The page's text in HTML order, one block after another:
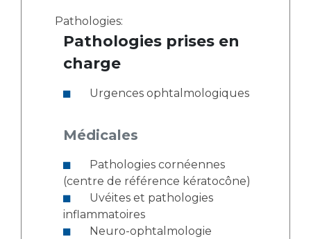
Pathologies:
Pathologies prises en
charge
Urgences ophtalmologiques
Médicales
(centre de référence kératocône)
inflammatoires
Neuro-ophtalmologie